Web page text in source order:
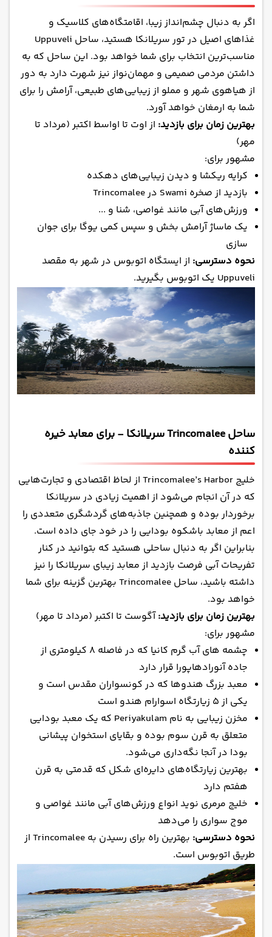
اگر به دنبال چشم‌انداز زیبا، اقامتگاه‌های کلاسیک و
غذاهای اصیل در تور سریلانکا هستید، ساحل Uppuveli
مناسب‌ترین انتخاب برای شما خواهد بود. این ساحل که به
داشتن مردمی صمیمی و مهمان‌نواز نیز شهرت دارد به دور
از هیاهوی شهر و مملو از زیبایی‌های طبیعی، آرامش را برای
شما به ارمغان خواهد آورد.
بهترین زمان برای بازدید: از اوت تا اواسط اکتبر (مرداد تا
مهر)
مشهور برای:
کرایه‌ ریکشا و دیدن زیبایی‌های دهکده
بازدید از صخره‌ Swami در Trincomalee
ورزش‌های آبی مانند غواصی، شنا و ...
یک ماساژ آرامش بخش و سپس کمی یوگا برای جوان
سازی
نحوه دسترسی: از ایستگاه اتوبوس در شهر به مقصد
Uppuveli یک اتوبوس بگیرید.
ساحل Trincomalee سریلانکا - برای معابد خیره
کننده
خلیج Trincomalee’s Harbor از لحاظ اقتصادی و تجارت‌هایی
که در آن انجام می‌شود از اهمیت زیادی در سریلانکا
برخوردار بوده و همچنین جاذبه‌های گردشگری متعددی را
اعم از معابد باشکوه بودایی را در خود جای داده است.
بنابراین اگر به دنبال ساحلی هستید که بتوانید در کنار
تفریحات آبی فرصت بازدید از معابد زیبای سریلانکا را نیز
داشته باشید، ساحل Trincomalee بهترین گزینه برای شما
خواهد بود.
بهترین زمان برای بازدید:آگوست تا اکتبر (مرداد تا مهر)
مشهور برای:
چشمه های آب گرم کانیا که در فاصله ۸ کیلومتری از
جاده آنورادهاپورا قرار دارد
معبد بزرگ هندوها که در کونسواران مقدس است و
یکی از ۵ زیارتگاه اسوارام هندو است
مخزن زیبایی به نام Periyakulam که یک معبد بودایی
متعلق به قرن سوم بوده و بقایای استخوان پیشانی
بودا در آنجا نگه‌داری می‌شود.
بهترین زیارتگاه‌های دایره‌ای شکل که قدمتی به قرن
هفتم دارد
خلیج مرمری نوید انواع ورزش‌های آبی مانند غواصی و
موج سواری را می‌دهد
نحوه دسترسی:
بهترین راه برای رسیدن به Trincomalee از
طریق اتوبوس است.